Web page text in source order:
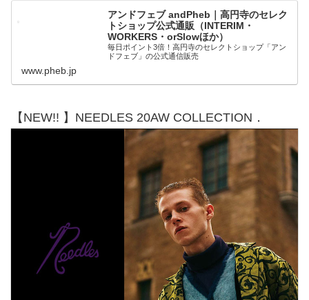
アンドフェブ andPheb｜高円寺のセレク
トショップ公式通販（INTERIM・
WORKERS・orSlowほか）
毎日ポイント3倍！高円寺のセレクトショップ「アン
ドフェブ」の公式通信販売
www.pheb.jp
【NEW!! 】NEEDLES 20AW COLLECTION．